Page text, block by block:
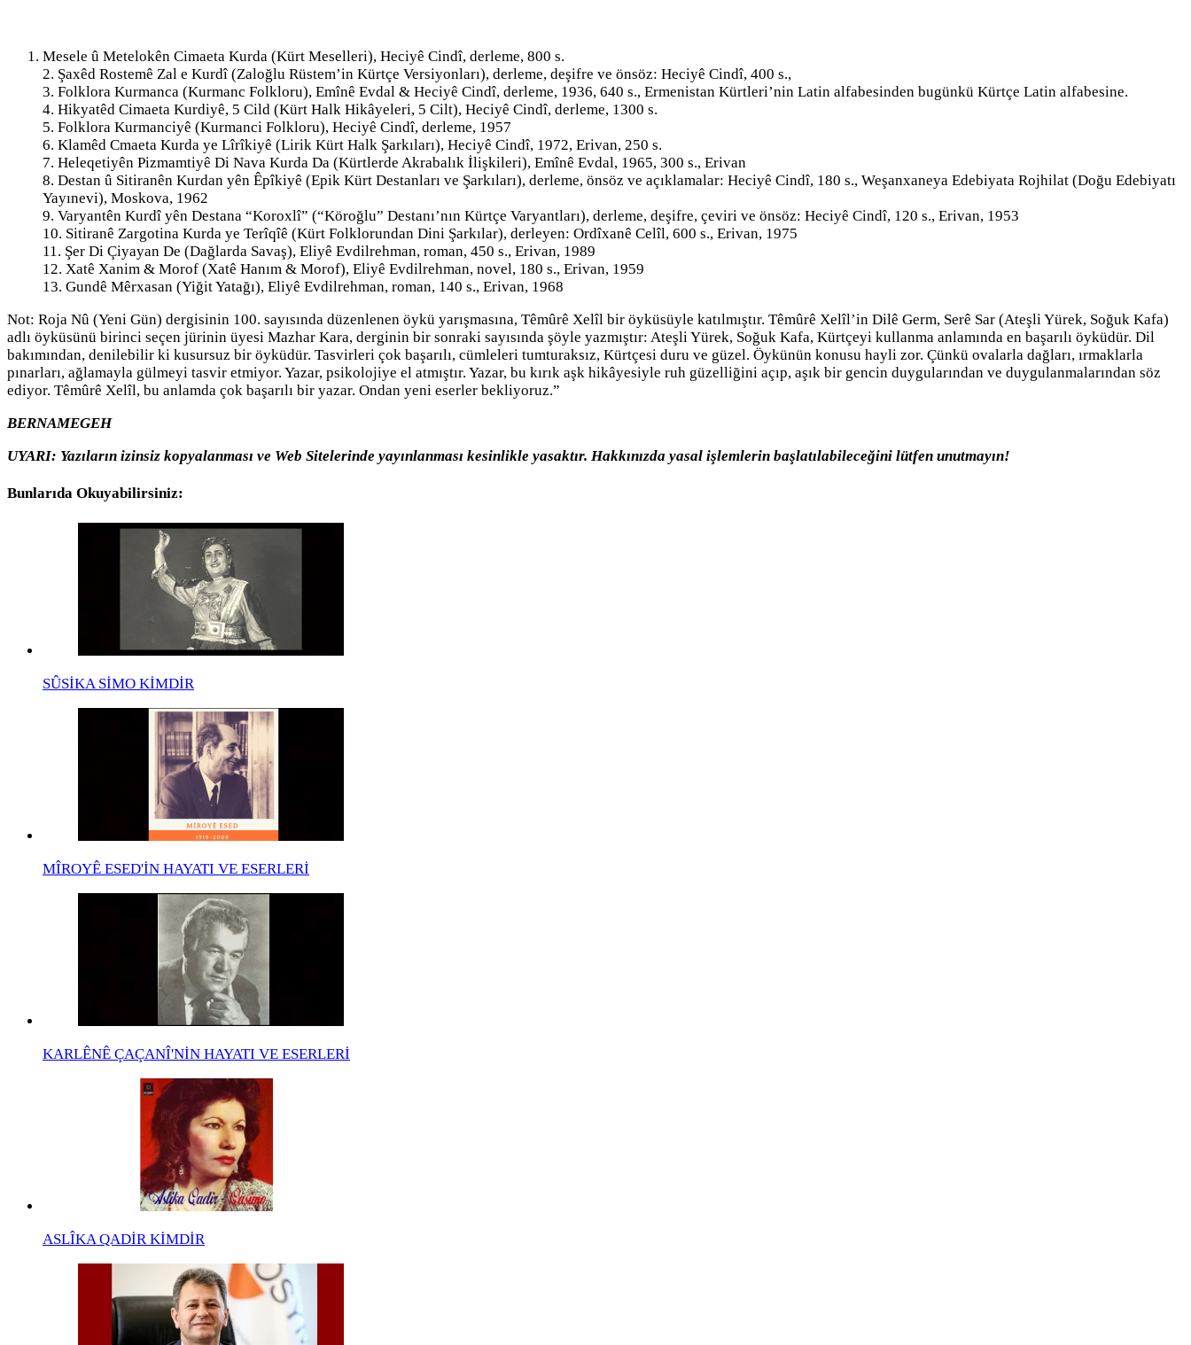
Mesele û Metelokên Cimaeta Kurda (Kürt Meselleri), Heciyê Cindî, derleme, 800 s.
2. Şaxêd Rostemê Zal e Kurdî (Zaloğlu Rüstem’in Kürtçe Versiyonları), derleme, deşifre ve önsöz: Heciyê Cindî, 400 s.,
3. Folklora Kurmanca (Kurmanc Folkloru), Emînê Evdal & Heciyê Cindî, derleme, 1936, 640 s., Ermenistan Kürtleri’nin Latin alfabesinden bugünkü Kürtçe Latin alfabesine.
4. Hikyatêd Cimaeta Kurdiyê, 5 Cild (Kürt Halk Hikâyeleri, 5 Cilt), Heciyê Cindî, derleme, 1300 s.
5. Folklora Kurmanciyê (Kurmanci Folkloru), Heciyê Cindî, derleme, 1957
6. Klamêd Cmaeta Kurda ye Lîrîkiyê (Lirik Kürt Halk Şarkıları), Heciyê Cindî, 1972, Erivan, 250 s.
7. Heleqetiyên Pizmamtiyê Di Nava Kurda Da (Kürtlerde Akrabalık İlişkileri), Emînê Evdal, 1965, 300 s., Erivan
8. Destan û Sitiranên Kurdan yên Êpîkiyê (Epik Kürt Destanları ve Şarkıları), derleme, önsöz ve açıklamalar: Heciyê Cindî, 180 s., Weşanxaneya Edebiyata Rojhilat (Doğu Edebiyatı
Yayınevi), Moskova, 1962
9. Varyantên Kurdî yên Destana “Koroxlî” (“Köroğlu” Destanı’nın Kürtçe Varyantları), derleme, deşifre, çeviri ve önsöz: Heciyê Cindî, 120 s., Erivan, 1953
10. Sitiranê Zargotina Kurda ye Terîqîê (Kürt Folklorundan Dini Şarkılar), derleyen: Ordîxanê Celîl, 600 s., Erivan, 1975
11. Şer Di Çiyayan De (Dağlarda Savaş), Eliyê Evdilrehman, roman, 450 s., Erivan, 1989
12. Xatê Xanim & Morof (Xatê Hanım & Morof), Eliyê Evdilrehman, novel, 180 s., Erivan, 1959
13. Gundê Mêrxasan (Yiğit Yatağı), Eliyê Evdilrehman, roman, 140 s., Erivan, 1968
Not: Roja Nû (Yeni Gün) dergisinin 100. sayısında düzenlenen öykü yarışmasına, Têmûrê Xelîl bir öyküsüyle katılmıştır. Têmûrê Xelîl’in Dilê Germ, Serê Sar (Ateşli Yürek, Soğuk Kafa)
adlı öyküsünü birinci seçen jürinin üyesi Mazhar Kara, derginin bir sonraki sayısında şöyle yazmıştır: Ateşli Yürek, Soğuk Kafa, Kürtçeyi kullanma anlamında en başarılı öyküdür. Dil
bakımından, denilebilir ki kusursuz bir öyküdür. Tasvirleri çok başarılı, cümleleri tumturaksız, Kürtçesi duru ve güzel. Öykünün konusu hayli zor. Çünkü ovalarla dağları, ırmaklarla
pınarları, ağlamayla gülmeyi tasvir etmiyor. Yazar, psikolojiye el atmıştır. Yazar, bu kırık aşk hikâyesiyle ruh güzelliğini açıp, aşık bir gencin duygularından ve duygulanmalarından söz
ediyor. Têmûrê Xelîl, bu anlamda çok başarılı bir yazar. Ondan yeni eserler bekliyoruz.”
BERNAMEGEH
UYARI: Yazıların izinsiz kopyalanması ve Web Sitelerinde yayınlanması kesinlikle yasaktır. Hakkınızda yasal işlemlerin başlatılabileceğini lütfen unutmayın!
Bunlarıda Okuyabilirsiniz:
SÛSİKA SİMO KİMDİR
MÎROYÊ ESED'İN HAYATI VE ESERLERİ
KARLÊNÊ ÇAÇANÎ'NİN HAYATI VE ESERLERİ
ASLÎKA QADİR KİMDİR